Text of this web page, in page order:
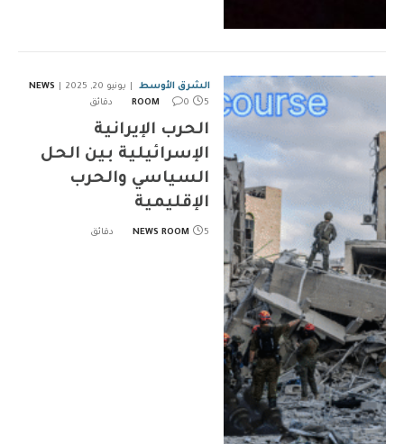
الشرق الأوسط يونيو 20, 2025
NEWS
ROOM
0 5 دقائق
الحرب الإيرانية
الإسرائيلية بين الحل
السياسي والحرب
الإقليمية
NEWS ROOM 5 دقائق